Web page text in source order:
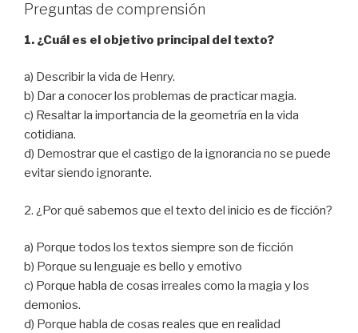
Preguntas de comprensión
1. ¿Cuál es el objetivo principal del texto?
a) Describir la vida de Henry.
b) Dar a conocer los problemas de practicar magia.
c) Resaltar la importancia de la geometría en la vida
cotidiana.
d) Demostrar que el castigo de la ignorancia no se puede
evitar siendo ignorante.
2. ¿Por qué sabemos que el texto del inicio es de ficción?
a) Porque todos los textos siempre son de ficción
b) Porque su lenguaje es bello y emotivo
c) Porque habla de cosas irreales como la magia y los
demonios.
d) Porque habla de cosas reales que en realidad